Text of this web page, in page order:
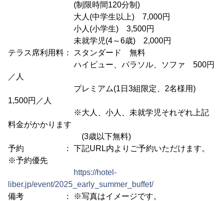
(制限時間120分制)
大人(中学生以上) 7,000円
小人(小学生) 3,500円
未就学児(4～6歳) 2,000円
テラス席利用料： スタンダード 無料
ハイビュー、パラソル、ソファ 500円
／人
プレミアム(1日3組限定、2名様用)
1,500円／人
※大人、小人、未就学児それぞれ上記
料金がかかります
(3歳以下無料)
予約 ： 下記URL内よりご予約いただけます。
※予約優先
https://hotel-
liber.jp/event/2025_early_summer_buffet/
備考 ： ※写真はイメージです。